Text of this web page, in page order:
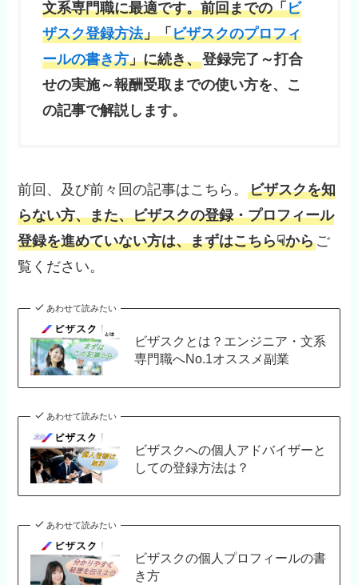
文系専門職に最適です。前回までの「ビ
ザスク登録方法」「ビザスクのプロフィ
ールの書き方」に続き、登録完了～打合
せの実施～報酬受取までの使い方を、こ
の記事で解説します。
前回、及び前々回の記事はこちら。ビザスクを知
らない方、また、ビザスクの登録・プロフィール
登録を進めていない方は、まずはこちら☟からご
覧ください。
あわせて読みたい
ビザスクとは？エンジニア・文系
専門職へNo.1オススメ副業
あわせて読みたい
ビザスクへの個人アドバイザーと
しての登録方法は？
あわせて読みたい
ビザスクの個人プロフィールの書
き方